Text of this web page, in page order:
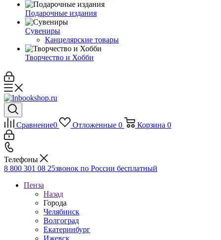
Подарочные издания
Сувениры
Канцелярские товары
Творчество и Хобби
Сравнение0 Отложенные 0 Корзина 0
Телефоны
8 800 301 08 25звонок по России бесплатный
Пенза
Назад
Города
Челябинск
Волгоград
Екатеринбург
Ижевск